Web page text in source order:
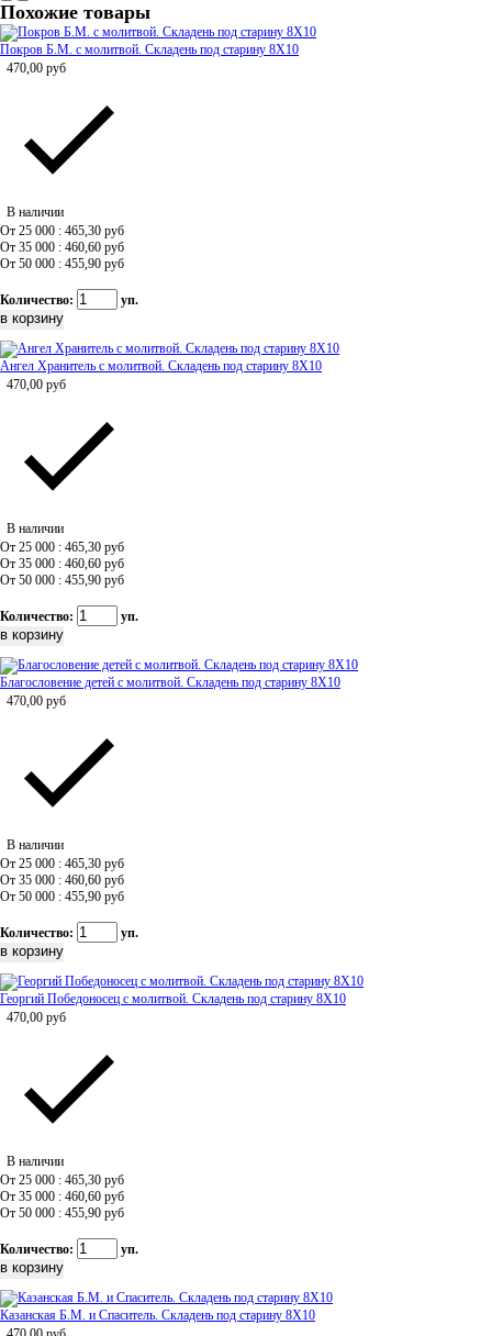
Похожие товары
Покров Б.М. с молитвой. Складень под старину 8Х10
470,00 руб
В наличии
От 25 000 : 465,30 руб
От 35 000 : 460,60 руб
От 50 000 : 455,90 руб
Количество: уп.
Ангел Хранитель с молитвой. Складень под старину 8Х10
470,00 руб
В наличии
От 25 000 : 465,30 руб
От 35 000 : 460,60 руб
От 50 000 : 455,90 руб
Количество: уп.
Благословение детей с молитвой. Складень под старину 8Х10
470,00 руб
В наличии
От 25 000 : 465,30 руб
От 35 000 : 460,60 руб
От 50 000 : 455,90 руб
Количество: уп.
Георгий Победоносец с молитвой. Складень под старину 8Х10
470,00 руб
В наличии
От 25 000 : 465,30 руб
От 35 000 : 460,60 руб
От 50 000 : 455,90 руб
Количество: уп.
Казанская Б.М. и Спаситель. Складень под старину 8Х10